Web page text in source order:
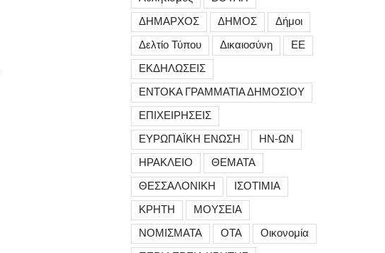
ΔΗΜΑΡΧΟΣ
ΔΗΜΟΣ
Δήμοι
Δελτίο Τύπου
Δικαιοσύνη
ΕΕ
ΕΚΔΗΛΩΣΕΙΣ
ΕΝΤΟΚΑ ΓΡΑΜΜΑΤΙΑ ΔΗΜΟΣΙΟΥ
ΕΠΙΧΕΙΡΗΣΕΙΣ
ΕΥΡΩΠΑΪΚΗ ΕΝΩΣΗ
ΗΝ-ΩΝ
ΗΡΑΚΛΕΙΟ
ΘΕΜΑΤΑ
ΘΕΣΣΑΛΟΝΙΚΗ
ΙΣΟΤΙΜΙΑ
ΚΡΗΤΗ
ΜΟΥΣΕΙΑ
ΝΟΜΙΣΜΑΤΑ
ΟΤΑ
Οικονομία